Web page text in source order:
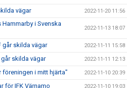
vägar 2022-11-20 11:56
i Svenska
2022-11-13 18:07
går skilda vägar 2022-11-11 15:58
skilda vägar 2022-11-11 12:13
föreningen i mitt hjärta" 2022-11-10 20:39
för IFK Värnamo 2022-11-10 19:03